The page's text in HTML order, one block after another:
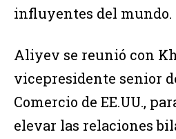
influyentes del mundo.
Aliyev se reunió con
vicepresidente senior
Comercio de EE.UU.,
elevar las relaciones